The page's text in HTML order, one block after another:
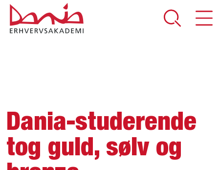
DEL SIDEN
Dania-studerende
tog guld, sølv og